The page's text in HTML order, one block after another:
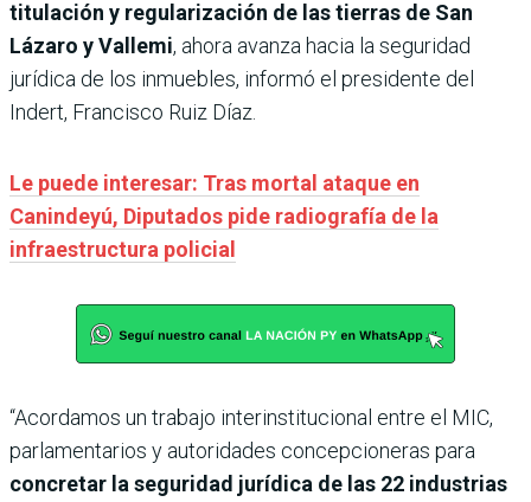
titulación y regularización de las tierras de San
Lázaro y Vallemi, ahora avanza hacia la seguridad
jurídica de los inmuebles, informó el presidente del
Indert, Francisco Ruiz Díaz.
Le puede interesar: Tras mortal ataque en
Canindeyú, Diputados pide radiografía de la
infraestructura policial
“Acordamos un trabajo interinstitucional entre el MIC,
parlamentarios y autoridades concepcioneras para
concretar la seguridad jurídica de las 22 industrias